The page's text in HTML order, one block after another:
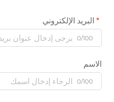
البريد الإلكتروني
0/100
الاسم
0/100